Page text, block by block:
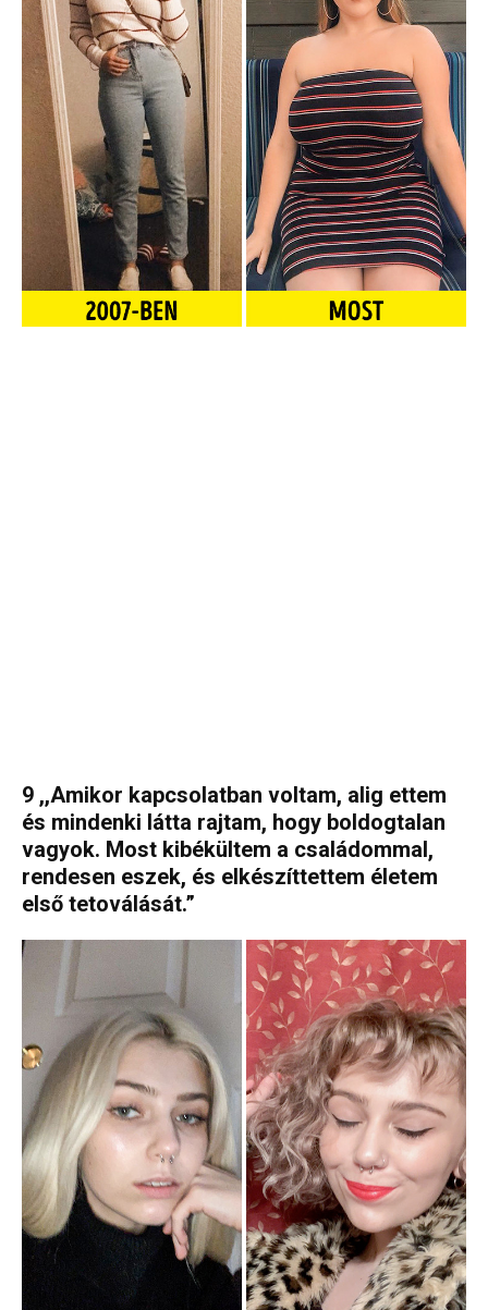
9 ,,Amikor kapcsolatban voltam, alig ettem
és mindenki látta rajtam, hogy boldogtalan
vagyok. Most kibékültem a családommal,
rendesen eszek, és elkészíttettem életem
első tetoválását.”